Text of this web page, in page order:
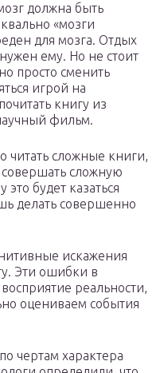
должна быть
«мозги
для мозга. Отдых
ему. Но не стоит
просто сменить
игрой на
книгу из
фильм.
читать сложные книги,
сложную
это будет казаться
делать совершенно
искажения
Эти ошибки в
реальности,
оцениваем события
чертам характера